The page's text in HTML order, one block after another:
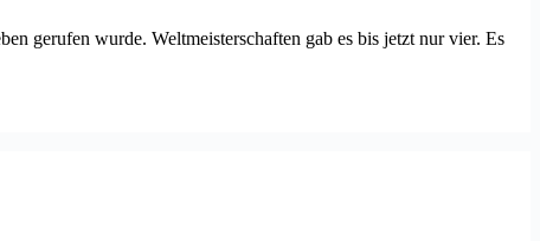
gerufen wurde. Weltmeisterschaften gab es bis jetzt nur vier. Es